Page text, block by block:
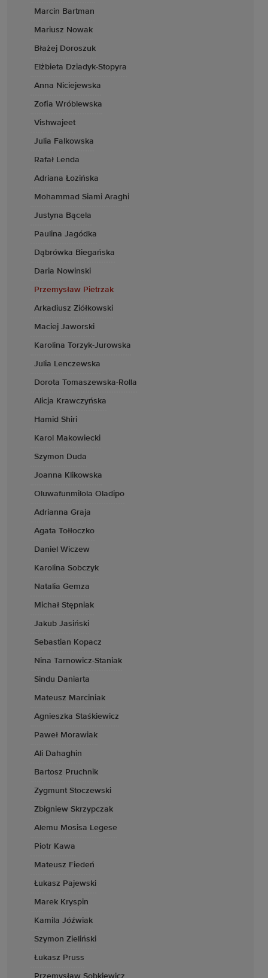
Marcin Bartman
Mariusz Nowak
Błażej Doroszuk
Elżbieta Dziadyk-Stopyra
Anna Niciejewska
Zofia Wróblewska
Vishwajeet
Julia Falkowska
Rafał Lenda
Adriana Łozińska
Mohammad Siami Araghi
Justyna Bącela
Paulina Jagódka
Dąbrówka Biegańska
Daria Nowinski
Przemysław Pietrzak
Arkadiusz Ziółkowski
Maciej Jaworski
Karolina Torzyk-Jurowska
Julia Lenczewska
Dorota Tomaszewska-Rolla
Alicja Krawczyńska
Hamid Shiri
Karol Makowiecki
Szymon Duda
Joanna Klikowska
Oluwafunmilola Oladipo
Adrianna Graja
Agata Tołłoczko
Daniel Wiczew
Karolina Sobczyk
Natalia Gemza
Michał Stępniak
Jakub Jasiński
Sebastian Kopacz
Nina Tarnowicz-Staniak
Sindu Daniarta
Mateusz Marciniak
Agnieszka Staśkiewicz
Paweł Morawiak
Ali Dahaghin
Bartosz Pruchnik
Zygmunt Stoczewski
Zbigniew Skrzypczak
Alemu Mosisa Legese
Piotr Kawa
Mateusz Fiedeń
Łukasz Pajewski
Marek Kryspin
Kamila Jóźwiak
Szymon Zieliński
Łukasz Pruss
Przemysław Sobkiewicz